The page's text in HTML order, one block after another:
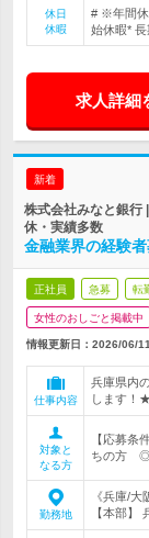
休日
休暇
# ※年間休
始休暇*
求人詳細
新着
株式会社みなと銀行
休・実績多数
金融業界の経験
正社員 急募 転
女性のおしごと掲載中
情報更新日：2026/06/11
仕事内容
兵庫県内
します！
対象と
なる方
【応募条
ちの方
勤務地
《兵庫/
【本部】